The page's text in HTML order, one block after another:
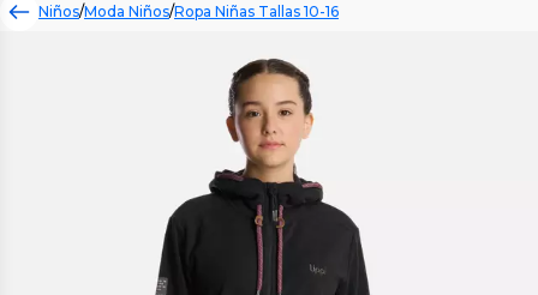
Niños/Moda Niños/Ropa Niñas Tallas 10-16